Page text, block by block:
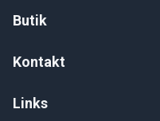
Butik
Kontakt
Links